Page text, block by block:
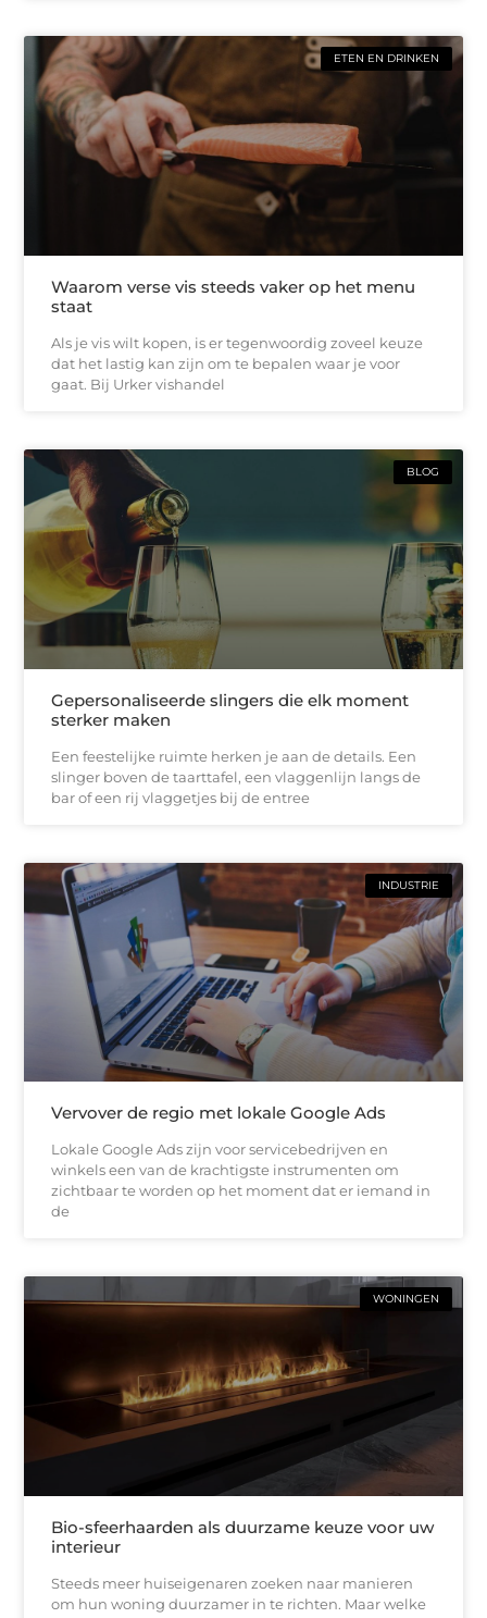
ETEN EN DRINKEN
Waarom verse vis steeds vaker op het menu
staat
Als je vis wilt kopen, is er tegenwoordig zoveel keuze
dat het lastig kan zijn om te bepalen waar je voor
gaat. Bij Urker vishandel
BLOG
Gepersonaliseerde slingers die elk moment
sterker maken
Een feestelijke ruimte herken je aan de details. Een
slinger boven de taarttafel, een vlaggenlijn langs de
bar of een rij vlaggetjes bij de entree
INDUSTRIE
Vervover de regio met lokale Google Ads
Lokale Google Ads zijn voor servicebedrijven en
winkels een van de krachtigste instrumenten om
zichtbaar te worden op het moment dat er iemand in
de
WONINGEN
Bio-sfeerhaarden als duurzame keuze voor uw
interieur
Steeds meer huiseigenaren zoeken naar manieren
om hun woning duurzamer in te richten. Maar welke